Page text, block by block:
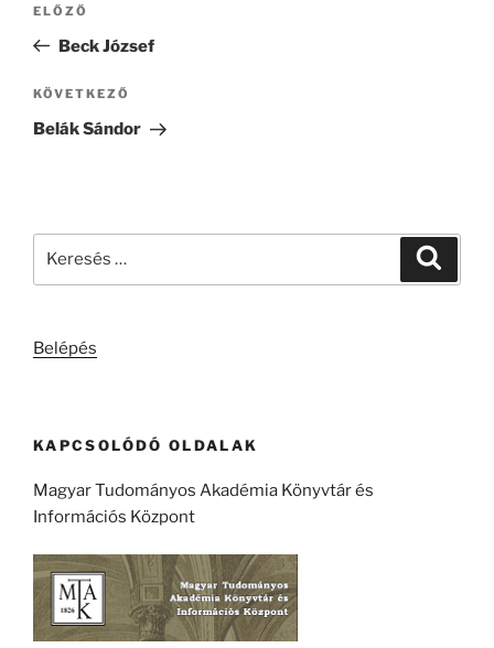
Korábbi
bejegyzés
ELŐZŐ
Beck József
Következő
bejegyzés
KÖVETKEZŐ
Belák Sándor
Belépés
KAPCSOLÓDÓ OLDALAK
Magyar Tudományos Akadémia Könyvtár és
Információs Központ